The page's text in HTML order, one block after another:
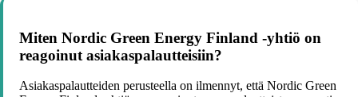
Miten Nordic Green Energy Finland -yhtiö on
reagoinut asiakaspalautteisiin?
Asiakaspalautteiden perusteella on ilmennyt, että Nordic Green